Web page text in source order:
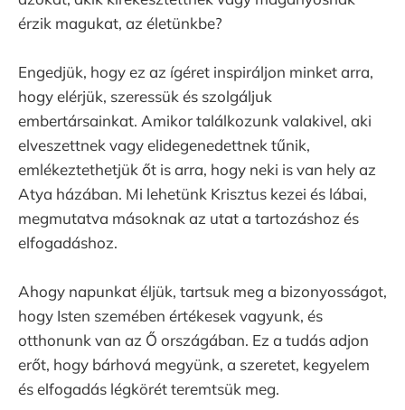
érzik magukat, az életünkbe?
Engedjük, hogy ez az ígéret inspiráljon minket arra,
hogy elérjük, szeressük és szolgáljuk
embertársainkat. Amikor találkozunk valakivel, aki
elveszettnek vagy elidegenedettnek tűnik,
emlékeztethetjük őt is arra, hogy neki is van hely az
Atya házában. Mi lehetünk Krisztus kezei és lábai,
megmutatva másoknak az utat a tartozáshoz és
elfogadáshoz.
Ahogy napunkat éljük, tartsuk meg a bizonyosságot,
hogy Isten szemében értékesek vagyunk, és
otthonunk van az Ő országában. Ez a tudás adjon
erőt, hogy bárhová megyünk, a szeretet, kegyelem
és elfogadás légkörét teremtsük meg.